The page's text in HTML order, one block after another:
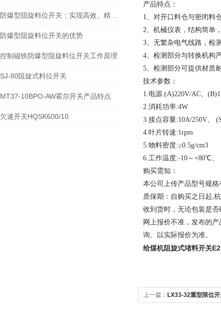
防爆型阻旋料位开关的优势
控制磁铁防爆型阻旋料位开关工作原理
SJ-80阻旋式料位开关
MT37-10BPO-AW霍尔开关产品特点
欠速开关HQSK600/10
产品特点：
1、对开口料仓与密闭料
2、机械仪表，结构简单
3、无繁杂电气线路，检
4、检测部分与转换机构
5、检测部分可提供材质
技术参数：
1.电源:(A)220V/AC、
2.消耗功率:4W
3.接点容量:10A/250V、
4.叶片转速:1rpm
5.物料密度:≥0.5g/cm3
6.工作温度:-10～+80℃
购买需知：
本公司上传产品型号规
质保期：自购买之日起,
收到货时，无论包装是
网上报价不准，发布的
询、以实际报价为准。
给煤机阻旋式堵料开关
上一篇： LX33-32重型限位